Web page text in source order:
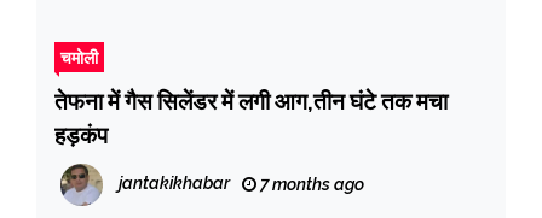
चमोली
तेफना में गैस सिलेंडर में लगी आग,तीन घंटे तक मचा
हड़कंप
jantakikhabar 7 months ago